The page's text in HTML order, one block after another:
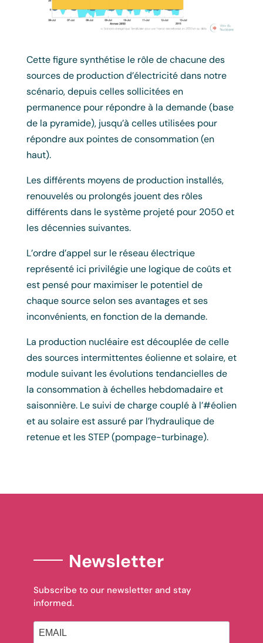
Cette figure synthétise le rôle de chacune des
sources de production d’électricité dans notre
scénario, depuis celles sollicitées en
permanence pour répondre à la demande (base
de la pyramide), jusqu’à celles utilisées pour
répondre aux pointes de consommation (en
haut).
Les différents moyens de production installés,
renouvelés ou prolongés jouent des rôles
différents dans le système projeté pour 2050 et
les décennies suivantes.
L’ordre d’appel sur le réseau électrique
représenté ici privilégie une logique de coûts et
est pensé pour maximiser le potentiel de
chaque source selon ses avantages et ses
inconvénients, en fonction de la demande.
La production nucléaire est découplée de celle
des sources intermittentes éolienne et solaire, et
module suivant les évolutions tendancielles de
la consommation à échelles hebdomadaire et
saisonnière. Le suivi de charge couplé à l’#éolien
et au solaire est assuré par l’hydraulique de
retenue et les STEP (pompage-turbinage).
Newsletter
Subscribe to our newsletter and stay
informed.